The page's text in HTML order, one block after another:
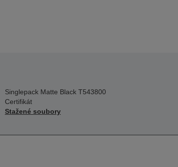
Singlepack Matte Black T543800
Certifikát
Stažené soubory